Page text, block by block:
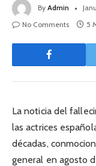
By Admin
No Comments
5
La noticia del
las actrices
décadas,
general en agosto